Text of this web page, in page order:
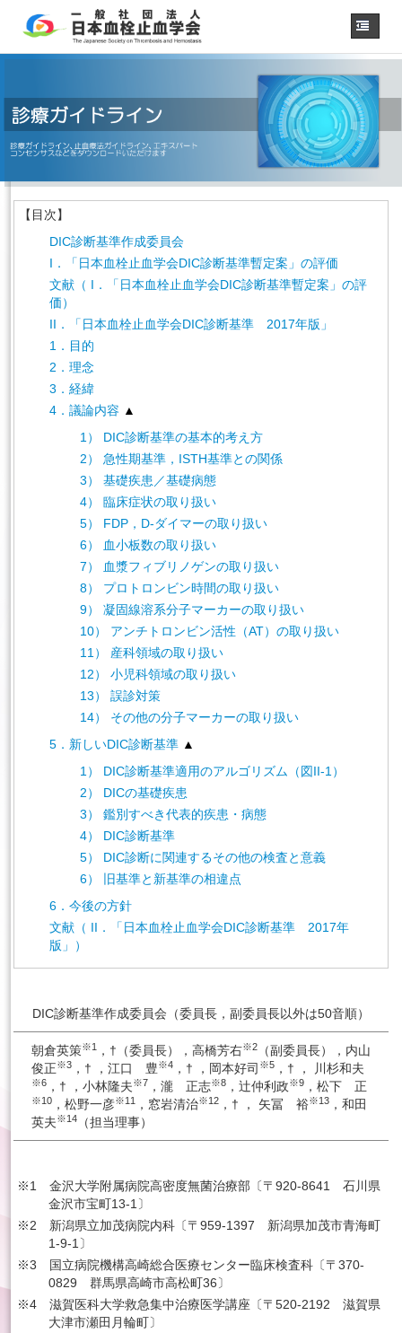
学会概要・理事長挨拶
各種委員会
用語集
認定医制度
認定技師制度
学術集会
会員専用
事務手続き
リンク
【目次】
DIC診断基準作成委員会
I．「日本血栓止血学会DIC診断基準暫定案」の評価
文献（ I．「日本血栓止血学会DIC診断基準暫定案」の評
価）
II．「日本血栓止血学会DIC診断基準 2017年版」
1．目的
2．理念
3．経緯
4．議論内容
1） DIC診断基準の基本的考え方
2） 急性期基準，ISTH基準との関係
3） 基礎疾患／基礎病態
4） 臨床症状の取り扱い
5） FDP，D-ダイマーの取り扱い
6） 血小板数の取り扱い
7） 血漿フィブリノゲンの取り扱い
8） プロトロンビン時間の取り扱い
9） 凝固線溶系分子マーカーの取り扱い
10） アンチトロンビン活性（AT）の取り扱い
11） 産科領域の取り扱い
12） 小児科領域の取り扱い
13） 誤診対策
14） その他の分子マーカーの取り扱い
5．新しいDIC診断基準
1） DIC診断基準適用のアルゴリズム（図II-1）
2） DICの基礎疾患
3） 鑑別すべき代表的疾患・病態
4） DIC診断基準
5） DIC診断に関連するその他の検査と意義
6） 旧基準と新基準の相違点
6．今後の方針
文献（ II．「日本血栓止血学会DIC診断基準 2017年
版」）
DIC診断基準作成委員会（委員長，副委員長以外は50音順）
朝倉英策※1 ，†（委員長），高橋芳右※2
（副委員長），内山
俊正※3 ，† ，江口 豊※4 ，† ，岡本好司 ※5 ，† ， 川杉和夫
※6 ，† ，小林隆夫※7 ，瀧 正志※8 ，辻仲利政※9 ，松下 正
※10 ，松野一彦※11 ，窓岩清治※12 ，† ， 矢冨 裕※13 ，和田
英夫※14 （担当理事）
※1 金沢大学附属病院高密度無菌治療部〔〒920-8641 石川県
金沢市宝町13-1〕
※2 新潟県立加茂病院内科〔〒959-1397 新潟県加茂市青海町
1-9-1〕
※3 国立病院機構高崎総合医療センター臨床検査科〔〒370-
0829 群馬県高崎市高松町36〕
※4 滋賀医科大学救急集中治療医学講座〔〒520-2192 滋賀県
大津市瀬田月輪町〕